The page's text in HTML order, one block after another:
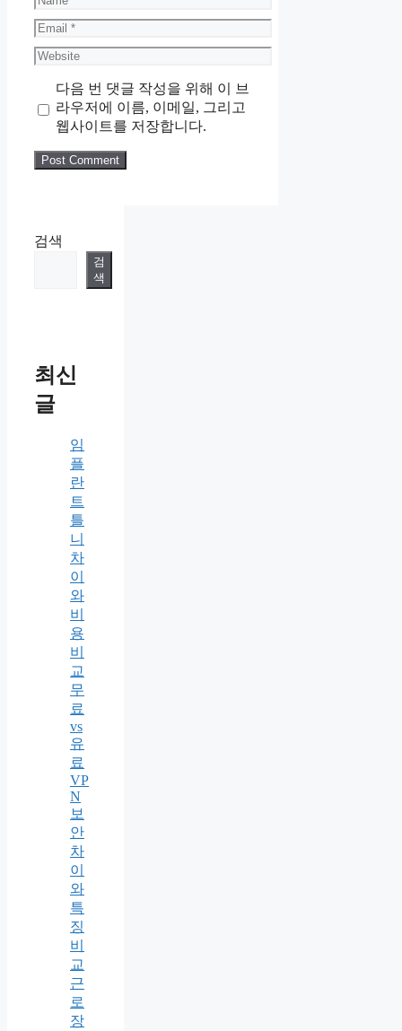
Email
Website
다음 번 댓글 작성을 위해 이 브
라우저에 이름, 이메일, 그리고
웹사이트를 저장합니다.
검색
검
색
최신
글
임
플
란
트
틀
니
차
이
와
비
용
비
교
무
료
vs
유
료
VP
N
보
안
차
이
와
특
징
비
교
근
로
장